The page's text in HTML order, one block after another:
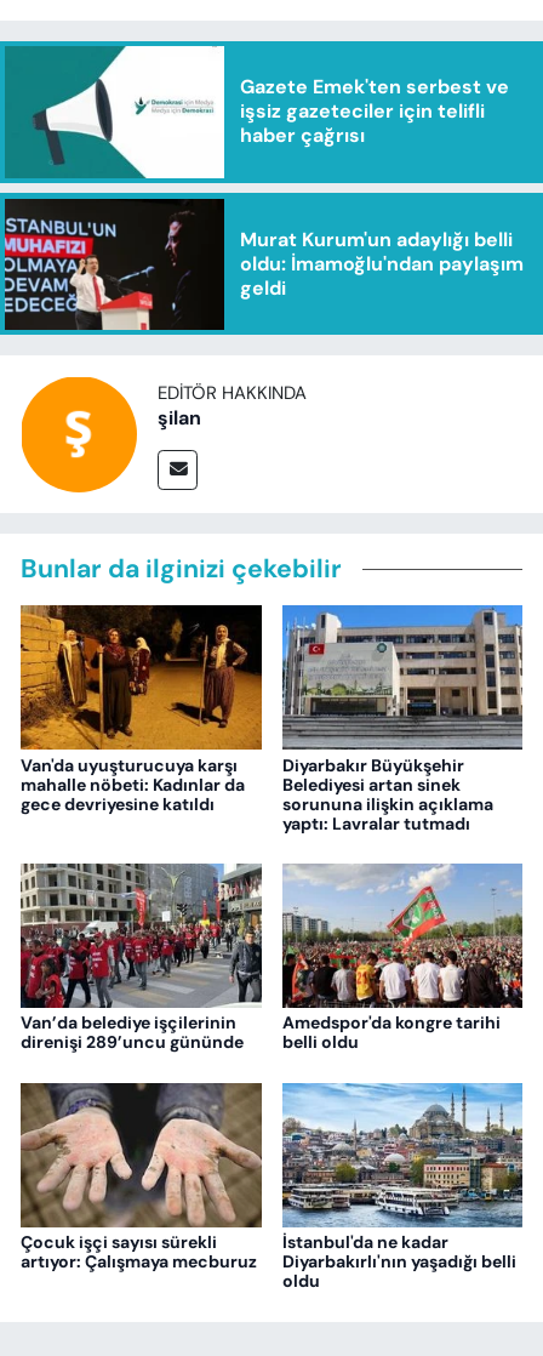
Gazete Emek'ten serbest ve
işsiz gazeteciler için telifli
haber çağrısı
Murat Kurum'un adaylığı belli
oldu: İmamoğlu'ndan paylaşım
geldi
EDITÖR HAKKINDA
şilan
Bunlar da ilginizi çekebilir
Van'da uyuşturucuya karşı
mahalle nöbeti: Kadınlar da
gece devriyesine katıldı
Diyarbakır Büyükşehir
Belediyesi artan sinek
sorununa ilişkin açıklama
yaptı: Lavralar tutmadı
Van’da belediye işçilerinin
direnişi 289’uncu gününde
Amedspor'da kongre tarihi
belli oldu
Çocuk işçi sayısı sürekli
artıyor: Çalışmaya mecburuz
İstanbul'da ne kadar
Diyarbakırlı'nın yaşadığı belli
oldu